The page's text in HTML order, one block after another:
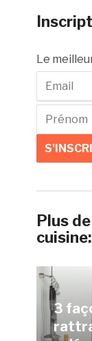
Le
Plus
cuisine:
3